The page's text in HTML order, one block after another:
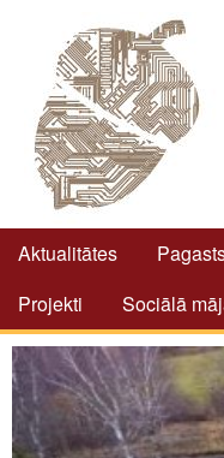
Aktualitātes
Projekti
Sociālā